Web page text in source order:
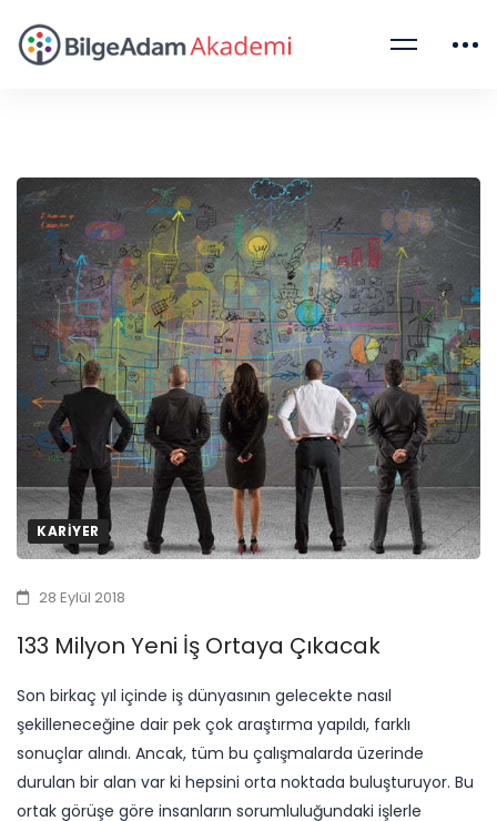
KARIYER
28 Eylül 2018
133 Milyon Yeni İş Ortaya Çıkacak
​Son birkaç yıl içinde iş dünyasının gelecekte nasıl
şekilleneceğine dair pek çok araştırma yapıldı, farklı
sonuçlar alındı. Ancak, tüm bu çalışmalarda üzerinde
durulan bir alan var ki hepsini orta noktada buluşturuyor. Bu
ortak görüşe göre insanların sorumluluğundaki işlerle